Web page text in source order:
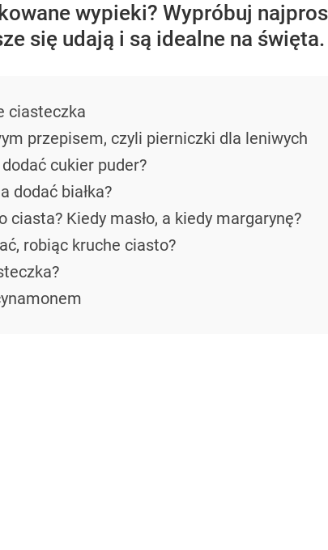
wypieki? Wypróbuj
się udają i są idealne na święta.
ciasteczka
przepisem, czyli pierniczki dla leniwych
cukier puder?
dodać białka?
ciasta? Kiedy masło, a kiedy margarynę?
robiąc kruche ciasto?